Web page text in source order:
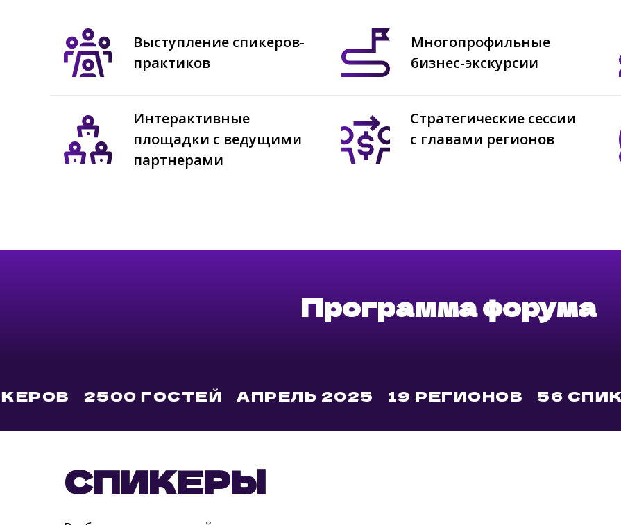
Выступление спикеров-
практиков
Многопрофильные
бизнес-экскурсии
Стратегические сессии
с главами регионов
Интерактивные
площадки с ведущими
партнерами
Программа форума
2500 ГОСТЕЙ АПРЕЛЬ 2025 19 РЕГИОНОВ 56 СПИКЕРОВ
СПИКЕРЫ